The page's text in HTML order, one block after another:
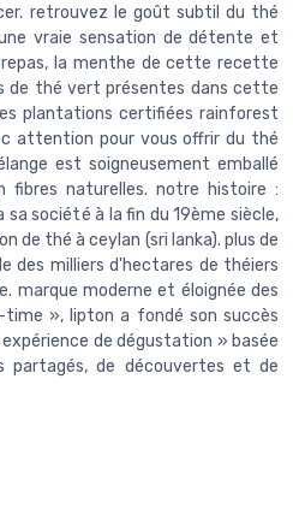
retrouvez le goût subtil du thé
vraie sensation de détente et
la menthe de cette recette
de thé vert présentes dans cette
plantations certifiées rainforest
attention pour vous offrir du thé
est soigneusement emballé
fibres naturelles. notre histoire :
société à la fin du 19ème siècle,
de thé à ceylan (sri lanka). plus de
des milliers d'hectares de théiers
marque moderne et éloignée des
», lipton a fondé son succès
de dégustation » basée
partagés, de découvertes et de